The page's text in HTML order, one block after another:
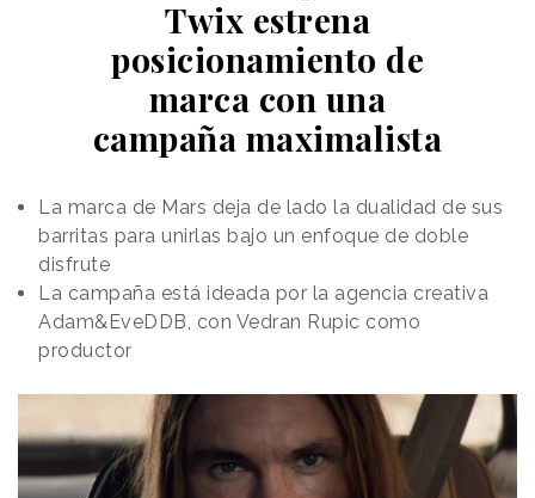
Twix estrena
posicionamiento de
marca con una
campaña maximalista
La marca de Mars deja de lado la dualidad de sus
barritas para unirlas bajo un enfoque de doble
disfrute
La campaña está ideada por la agencia creativa
Adam&EveDDB, con Vedran Rupic como
productor